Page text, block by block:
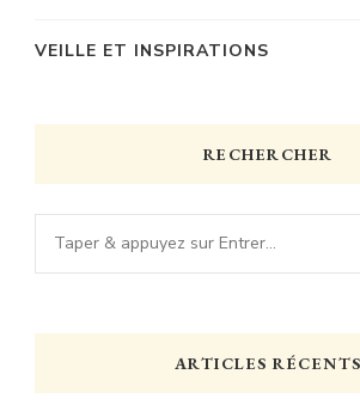
VEILLE ET INSPIRATIONS
RECHERCHER
Vous
recherchiez
chose
ARTICLES RÉCENTS